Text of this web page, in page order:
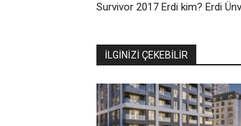
Survivor 2017 Erdi kim? Erdi
İLGİNİZİ ÇEKEBİLİR